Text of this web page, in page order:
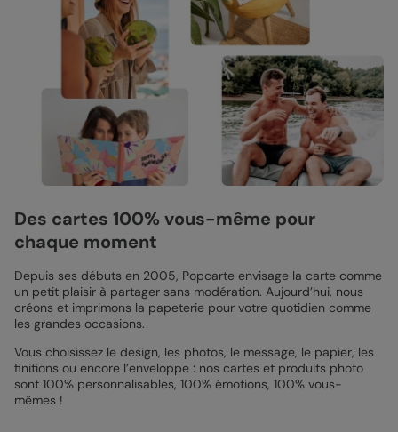
Des cartes 100% vous-même pour
chaque moment
Depuis ses débuts en 2005, Popcarte envisage la carte comme
un petit plaisir à partager sans modération. Aujourd’hui, nous
créons et imprimons la papeterie pour votre quotidien comme
les grandes occasions.
Vous choisissez le design, les photos, le message, le papier, les
finitions ou encore l’enveloppe : nos cartes et produits photo
sont 100% personnalisables, 100% émotions, 100% vous-
mêmes !